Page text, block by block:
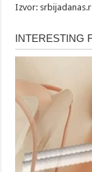
Izvor: